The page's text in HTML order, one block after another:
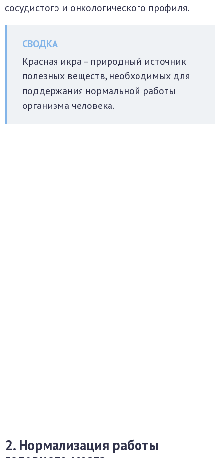
сосудистого и онкологического профиля.
Красная икра – природный источник
полезных веществ, необходимых для
поддержания нормальной работы
организма человека.
2. Нормализация работы